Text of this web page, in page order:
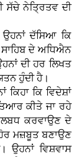
ਸੱਚੇ ਨੇਤ੍ਰਿਤਵ ਦੀ
ਉਹਨਾਂ ਦੱਸਿਆ ਕਿ
ਸਾਹਿਬ ਦੇ ਅਧਿਐਨ
ਦੀ ਹਰ ਲਿਖਤ
ਹੁੰਦੀ ਹੈ।
ਕਿਹਾ ਕਿ ਵਿਦੇਸ਼ਾਂ
ਕੀਤੇ ਜਾ ਰਹੇ
ਕਰਵਾਉਣ ਦੇ
ਮਜ਼ਬੂਤ ਬਣਾਉਣ
ਉਹਨਾਂ ਵਿਸ਼ਵਾਸ